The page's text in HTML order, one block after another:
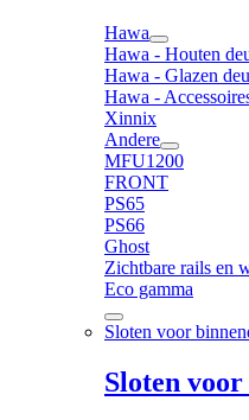
Hawa
Hawa - Houten
Hawa - Glazen
Hawa -
Xinnix
Andere
MFU1200
FRONT
PS65
PS66
Ghost
Zichtbare rails en
Eco gamma
Sloten voor
Sloten